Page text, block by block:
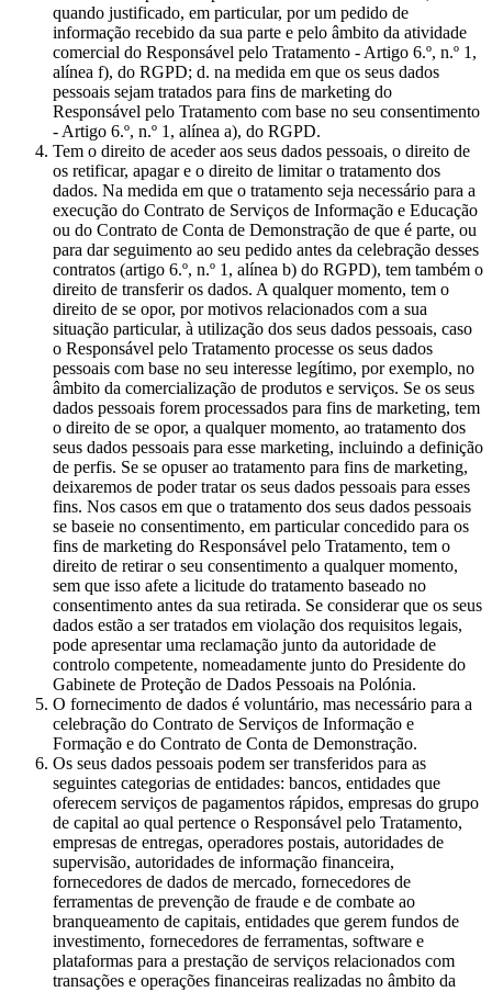
quando justificado, em particular, por um pedido de
informação recebido da sua parte e pelo âmbito da atividade
comercial do Responsável pelo Tratamento - Artigo 6.º, n.º 1,
alínea f), do RGPD; d. na medida em que os seus dados
pessoais sejam tratados para fins de marketing do
Responsável pelo Tratamento com base no seu consentimento
- Artigo 6.º, n.º 1, alínea a), do RGPD.
Tem o direito de aceder aos seus dados pessoais, o direito de
os retificar, apagar e o direito de limitar o tratamento dos
dados. Na medida em que o tratamento seja necessário para a
execução do Contrato de Serviços de Informação e Educação
ou do Contrato de Conta de Demonstração de que é parte, ou
para dar seguimento ao seu pedido antes da celebração desses
contratos (artigo 6.º, n.º 1, alínea b) do RGPD), tem também o
direito de transferir os dados. A qualquer momento, tem o
direito de se opor, por motivos relacionados com a sua
situação particular, à utilização dos seus dados pessoais, caso
o Responsável pelo Tratamento processe os seus dados
pessoais com base no seu interesse legítimo, por exemplo, no
âmbito da comercialização de produtos e serviços. Se os seus
dados pessoais forem processados para fins de marketing, tem
o direito de se opor, a qualquer momento, ao tratamento dos
seus dados pessoais para esse marketing, incluindo a definição
de perfis. Se se opuser ao tratamento para fins de marketing,
deixaremos de poder tratar os seus dados pessoais para esses
fins. Nos casos em que o tratamento dos seus dados pessoais
se baseie no consentimento, em particular concedido para os
fins de marketing do Responsável pelo Tratamento, tem o
direito de retirar o seu consentimento a qualquer momento,
sem que isso afete a licitude do tratamento baseado no
consentimento antes da sua retirada. Se considerar que os seus
dados estão a ser tratados em violação dos requisitos legais,
pode apresentar uma reclamação junto da autoridade de
controlo competente, nomeadamente junto do Presidente do
Gabinete de Proteção de Dados Pessoais na Polónia.
O fornecimento de dados é voluntário, mas necessário para a
celebração do Contrato de Serviços de Informação e
Formação e do Contrato de Conta de Demonstração.
Os seus dados pessoais podem ser transferidos para as
seguintes categorias de entidades: bancos, entidades que
oferecem serviços de pagamentos rápidos, empresas do grupo
de capital ao qual pertence o Responsável pelo Tratamento,
empresas de entregas, operadores postais, autoridades de
supervisão, autoridades de informação financeira,
fornecedores de dados de mercado, fornecedores de
ferramentas de prevenção de fraude e de combate ao
branqueamento de capitais, entidades que gerem fundos de
investimento, fornecedores de ferramentas, software e
plataformas para a prestação de serviços relacionados com
transações e operações financeiras realizadas no âmbito da